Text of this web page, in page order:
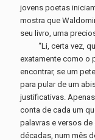
jovens poetas
mostra que
seu livro, uma
“Li, certa vez,
exatamente como o
encontrar, se um
para pular de um
justificativas.
conta de cada um
palavras e versos
décadas, num mês